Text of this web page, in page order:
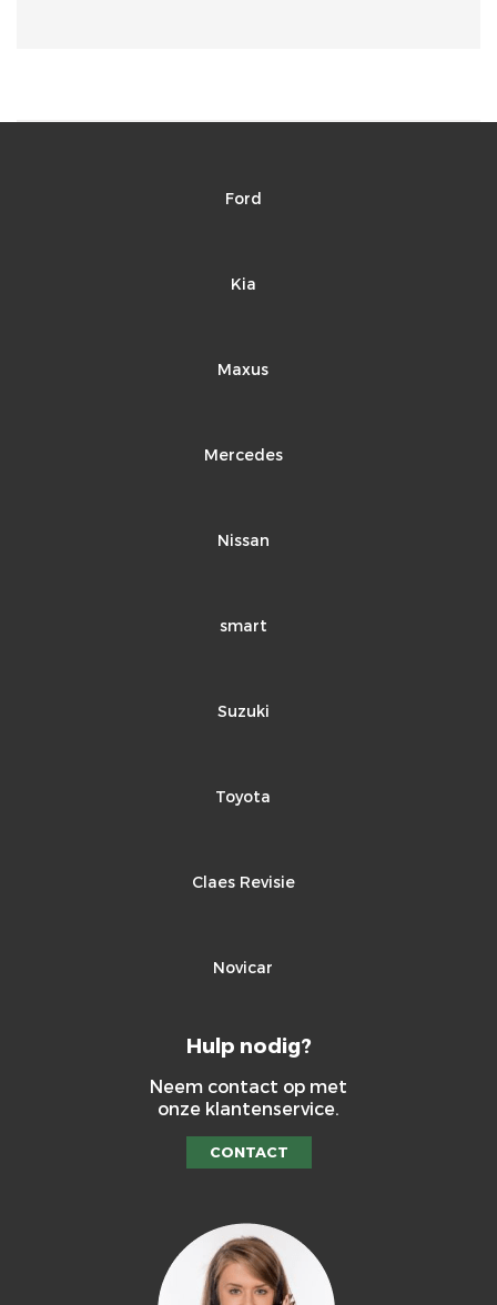
Hulp nodig?
Neem contact op met
onze klantenservice.
CONTACT
Ford
Kia
Maxus
Mercedes
Nissan
smart
Suzuki
Toyota
Claes Revisie
Novicar